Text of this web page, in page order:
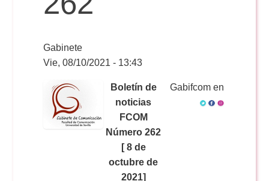
Horarios
Exámenes Grado
Gabinete
Vie, 08/10/2021 - 13:43
Boletín de
noticias
FCOM
Número 262
[ 8 de
octubre de
2021]
Gabifcom en